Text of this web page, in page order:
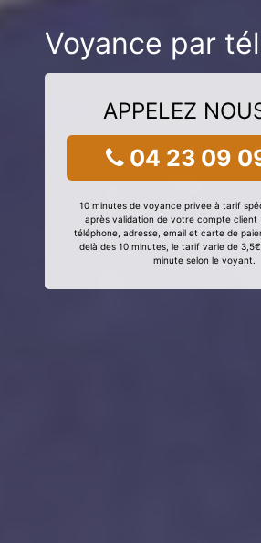
Voyance par
APPELEZ
04 23 09
10 minutes de voyance privée à tarif
après validation de votre compte client
téléphone, adresse, email et carte de
delà des 10 minutes, le tarif varie de
minute selon le voyant.